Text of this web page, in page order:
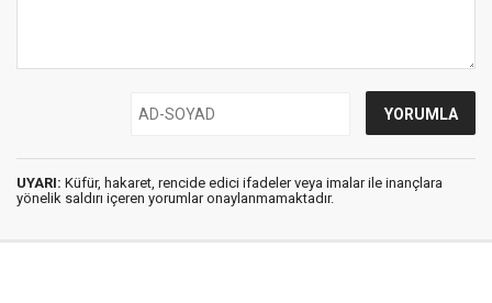
UYARI: Küfür, hakaret, rencide edici ifadeler veya imalar ile inançlara
yönelik saldırı içeren yorumlar onaylanmamaktadır.